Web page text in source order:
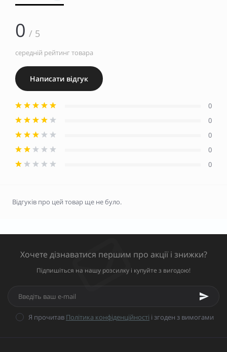
0 / 5
середній рейтинг товара
Написати відгук
0
0
0
0
0
Відгуків про цей товар ще не було.
Хочете дізнаватися першим про акції і знижки?
Підпишіться на нашу розсилку і купуйте з вигодою!
Я прочитав Політика конфіденційності і згоден з вимогами